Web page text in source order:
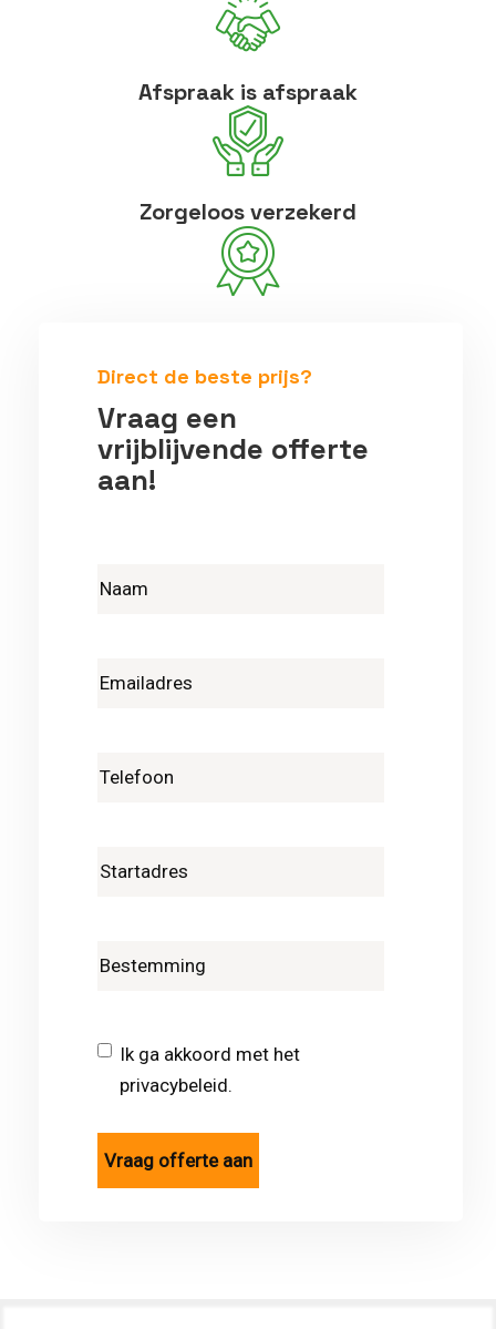
Afspraak is afspraak
Zorgeloos verzekerd
Direct de beste prijs?
Vraag een
vrijblijvende offerte
aan!
Ik ga akkoord met het
privacybeleid.